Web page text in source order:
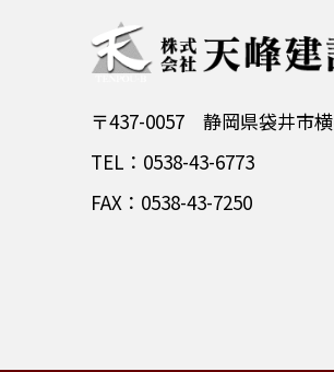
〒437-0057 静岡県袋井市
TEL：0538-43-6773
FAX：0538-43-7250